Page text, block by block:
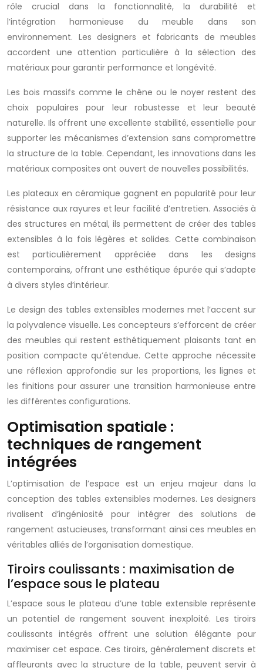
rôle crucial dans la fonctionnalité, la durabilité et
l’intégration harmonieuse du meuble dans son
environnement. Les designers et fabricants de meubles
accordent une attention particulière à la sélection des
matériaux pour garantir performance et longévité.
Les bois massifs comme le chêne ou le noyer restent des
choix populaires pour leur robustesse et leur beauté
naturelle. Ils offrent une excellente stabilité, essentielle pour
supporter les mécanismes d’extension sans compromettre
la structure de la table. Cependant, les innovations dans les
matériaux composites ont ouvert de nouvelles possibilités.
Les plateaux en céramique gagnent en popularité pour leur
résistance aux rayures et leur facilité d’entretien. Associés à
des structures en métal, ils permettent de créer des tables
extensibles à la fois légères et solides. Cette combinaison
est particulièrement appréciée dans les designs
contemporains, offrant une esthétique épurée qui s’adapte
à divers styles d’intérieur.
Le design des tables extensibles modernes met l’accent sur
la polyvalence visuelle. Les concepteurs s’efforcent de créer
des meubles qui restent esthétiquement plaisants tant en
position compacte qu’étendue. Cette approche nécessite
une réflexion approfondie sur les proportions, les lignes et
les finitions pour assurer une transition harmonieuse entre
les différentes configurations.
Optimisation spatiale :
techniques de rangement
intégrées
L’optimisation de l’espace est un enjeu majeur dans la
conception des tables extensibles modernes. Les designers
rivalisent d’ingéniosité pour intégrer des solutions de
rangement astucieuses, transformant ainsi ces meubles en
véritables alliés de l’organisation domestique.
Tiroirs coulissants : maximisation de
l’espace sous le plateau
L’espace sous le plateau d’une table extensible représente
un potentiel de rangement souvent inexploité. Les tiroirs
coulissants intégrés offrent une solution élégante pour
maximiser cet espace. Ces tiroirs, généralement discrets et
affleurants avec la structure de la table, peuvent servir à